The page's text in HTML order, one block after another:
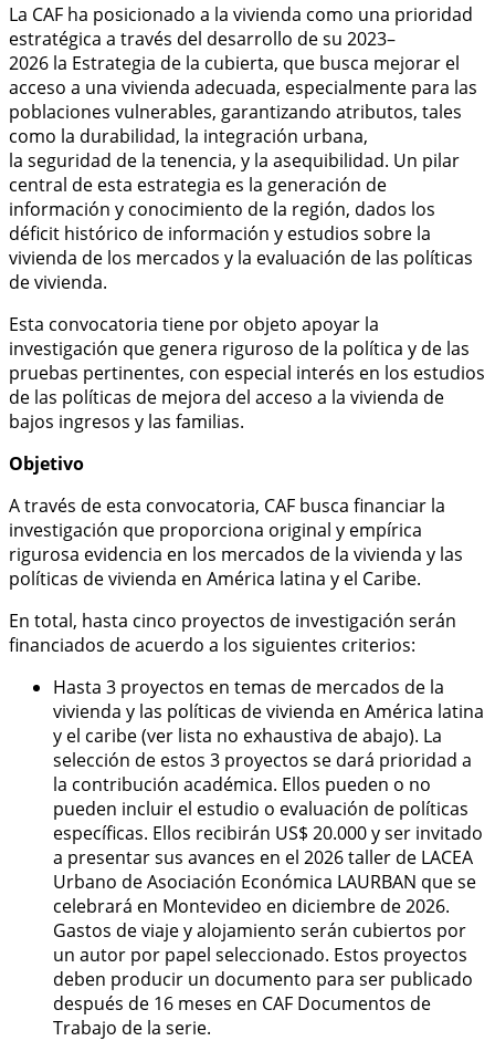
La CAF ha posicionado a la vivienda como una prioridad
estratégica a través del desarrollo de su 2023–
2026 la Estrategia de la cubierta, que busca mejorar el
acceso a una vivienda adecuada, especialmente para las
poblaciones vulnerables, garantizando atributos, tales
como la durabilidad, la integración urbana,
la seguridad de la tenencia, y la asequibilidad. Un pilar
central de esta estrategia es la generación de
información y conocimiento de la región, dados los
déficit histórico de información y estudios sobre la
vivienda de los mercados y la evaluación de las políticas
de vivienda.
Esta convocatoria tiene por objeto apoyar la
investigación que genera riguroso de la política y de las
pruebas pertinentes, con especial interés en los estudios
de las políticas de mejora del acceso a la vivienda de
bajos ingresos y las familias.
Objetivo
A través de esta convocatoria, CAF busca financiar la
investigación que proporciona original y empírica
rigurosa evidencia en los mercados de la vivienda y las
políticas de vivienda en América latina y el Caribe.
En total, hasta cinco proyectos de investigación serán
financiados de acuerdo a los siguientes criterios:
Hasta 3 proyectos en temas de mercados de la
vivienda y las políticas de vivienda en América latina
y el caribe (ver lista no exhaustiva de abajo). La
selección de estos 3 proyectos se dará prioridad a
la contribución académica. Ellos pueden o no
pueden incluir el estudio o evaluación de políticas
específicas. Ellos recibirán US$ 20.000 y ser invitado
a presentar sus avances en el 2026 taller de LACEA
Urbano de Asociación Económica LAURBAN que se
celebrará en Montevideo en diciembre de 2026.
Gastos de viaje y alojamiento serán cubiertos por
un autor por papel seleccionado. Estos proyectos
deben producir un documento para ser publicado
después de 16 meses en CAF Documentos de
Trabajo de la serie.